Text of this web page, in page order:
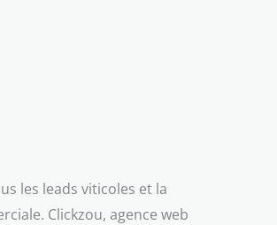
les leads viticoles et la
Clickzou, agence web